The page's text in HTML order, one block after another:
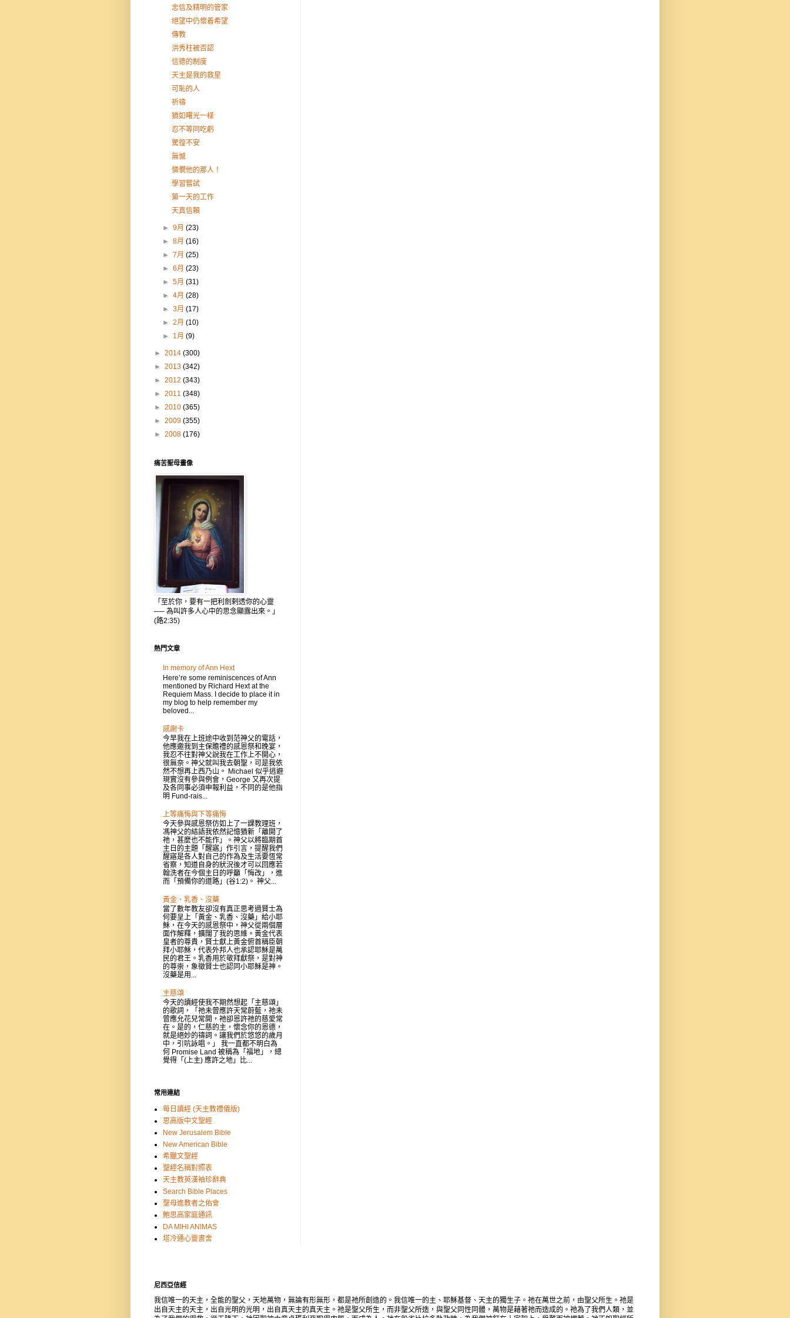
忠信及精明的管家
絕望中仍懷着希望
傳教
洪秀柱被否認
信德的制度
天主是我的救星
可恥的人
祈禱
猶如曙光一樣
忍不等同吃虧
驚徨不安
無憾
憐憫他的那人！
學習嘗試
第一天的工作
天真信賴
►9月(23)
►8月(16)
►7月(25)
►6月(23)
►5月(31)
►4月(28)
►3月(17)
►2月(10)
► 1月(9)
► 2014 (300)
► 2013 (342)
► 2012 (343)
► 2011 (348)
► 2010 (365)
► 2009 (355)
► 2008 (176)
痛苦聖母畫像
「至於你，要有一把利劍剌透你的心靈
── 為叫許多人心中的思念顯露出來。」
(路2:35)
熱門文章
In memory of Ann Hext
Here’re some reminiscences of Ann
mentioned by Richard Hext at the
Requiem Mass. I decide to place it in
my blog to help remember my
beloved...
感謝卡
今早我在上班途中收到范神父的電話，
他應邀我到主保贍禮的感恩祭和晚宴，
我忍不往對神父說我在工作上不開心，
很無奈。神父就叫我去朝聖，可是我依
然不想再上西乃山。 Michael 似乎逃避
現實沒有參與例會，George 又再次提
及各同事必須申報利益，不同的是他指
明 Fund-rais...
上等痛悔與下等痛悔
今天參與感恩祭仿如上了一課教理班，
馮神父的結語我依然記憶猶新「離開了
祂，甚麼也不能作」。神父以將臨期首
主日的主題「醒寤」作引言，提醒我們
醒寤是各人對自己的作為及生活要恆常
省察，知道自身的狀況後才可以回應若
翰洗者在今個主日的呼籲「悔改」，進
而「預備你的道路」(谷1:2)。 神父...
黃金、乳香、沒藥
當了數年教友卻沒有真正思考過賢士為
何要呈上「黃金、乳香、沒藥」給小耶
穌，在今天的感恩祭中，神父從兩個層
面作解釋，擴闊了我的思維。黃金代表
皇者的尊貴，賢士獻上黃金俯首稱臣朝
拜小耶穌，代表外邦人也承認耶穌是萬
民的君王。乳香用於敬拜獻祭，是對神
的尊崇，象徵賢士也認同小耶穌是神。
沒藥是用...
主慈頌
今天的讀經使我不期然想起「主慈頌」
的歌詞，「祂未曾應許天常蔚藍，祂未
曾應允花兒常開，祂卻恩許祂的慈愛常
在。是的，仁慈的主，懷念你的恩德，
就是絕妙的禱詞。讓我們於悠悠的歲月
中，引吭詠唱。」 我一直都不明白為
何 Promise Land 被稱為「福地」，總
覺得「(上主) 應許之地」比...
常用連結
每日讀經 (天主教禮儀版)
思高版中文聖經
New Jerusalem Bible
New American Bible
希臘文聖經
聖經名稱對照表
天主教英漢袖珍辭典
Search Bible Places
聖母進教者之佑會
鮑思高家庭通訊
DA MIHI ANIMAS
塔冷通心靈書舍
尼西亞信經
我信唯一的天主，全能的聖父，天地萬物，無論有形無形，都是祂所創造的。我信唯一的主、耶穌基督、天主的獨生子。祂在萬世之前，由聖父所生。祂是
出自天主的天主，出自光明的光明，出自真天主的真天主。祂是聖父所生，而非聖父所造，與聖父同性同體，萬物是藉著祂而造成的。祂為了我們人類，並